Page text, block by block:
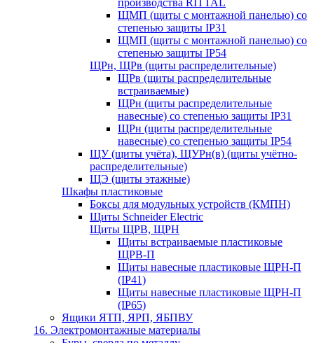
производства RITTAL
ЩМП (щиты с монтажной панелью) со
степенью защиты IP31
ЩМП (щиты с монтажной панелью) со
степенью защиты IP54
ЩРн, ЩРв (щиты распределительные)
ЩРв (щиты распределительные
встраиваемые)
ЩРн (щиты распределительные
навесные) со степенью защиты IP31
ЩРн (щиты распределительные
навесные) со степенью защиты IP54
ЩУ (щиты учёта), ЩУРн(в) (щиты учётно-
распределительные)
ЩЭ (щиты этажные)
Шкафы пластиковые
Боксы для модульных устройств (КМПН)
Щиты Schneider Electric
Щиты ЩРВ, ЩРН
Щиты встраиваемые пластиковые
ЩРВ-П
Щиты навесные пластиковые ЩРН-П
(IP41)
Щиты навесные пластиковые ЩРН-П
(IP65)
Ящики ЯТП, ЯРП, ЯБПВУ
16. Электромонтажные материалы